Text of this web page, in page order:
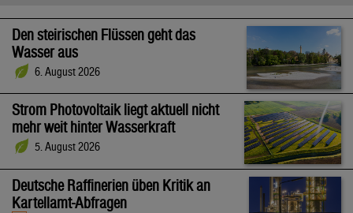
Den steirischen Flüssen geht das
Wasser aus
6. August 2026
Strom Photovoltaik liegt aktuell nicht
mehr weit hinter Wasserkraft
5. August 2026
Deutsche Raffinerien üben Kritik an
Kartellamt-Abfragen